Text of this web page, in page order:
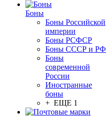
Боны
Боны Российской
империи
Боны РСФСР
Боны СССР и РФ
Боны
современной
России
Иностранные
боны
+ ЕЩЕ 1